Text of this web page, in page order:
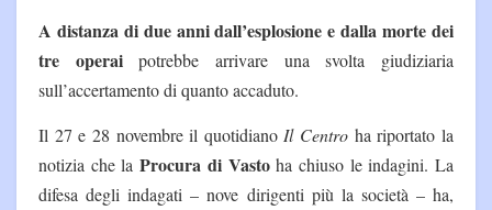
A distanza di due anni dall’esplosione e dalla morte dei
tre operaipotrebbe arrivare una svolta giudiziaria
sull’accertamento di quanto accaduto.
Il 27 e 28 novembre il quotidianoIl Centro ha riportato la
notizia che laProcura di Vastoha chiuso le indagini. La
difesa degli indagati – nove dirigenti più la società – ha,